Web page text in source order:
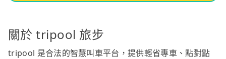
關於 tripool 旅步
tripool 是合法的智慧叫車平台，提供輕省專車、點對點